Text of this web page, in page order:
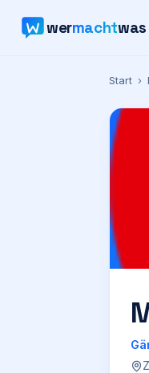
wermachtwas
Start ›